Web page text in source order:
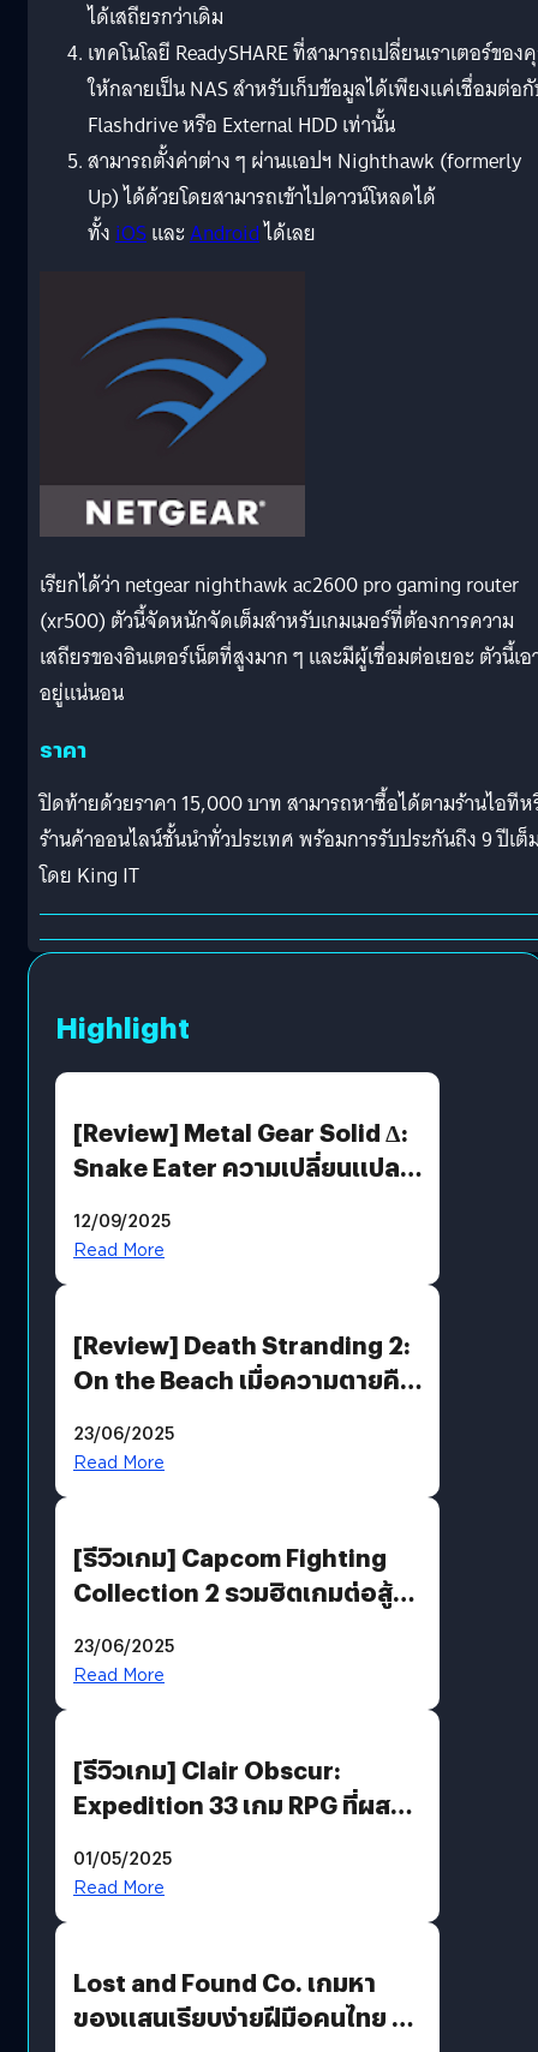
ได้เสถียรกว่าเดิม
เทคโนโลยี ReadySHARE ที่สามารถเปลี่ยนเราเตอร์ขอ
ให้กลายเป็น NAS สำหรับเก็บข้อมูลได้เพียงแค่เชื่อมต่อ
Flashdrive หรือ External HDD เท่านั้น
สามารถตั้งค่าต่าง ๆ ผ่านแอปฯ Nighthawk (formerly
Up) ได้ด้วยโดยสามารถเข้าไปดาวน์โหลดได้
ทั้งiOSและAndroidได้เลย
เรียกได้ว่า netgear nighthawk ac2600 pro gaming router
(xr500) ตัวนี้จัดหนักจัดเต็มสำหรับเกมเมอร์ที่ต้องการความ
เสถียรของอินเตอร์เน็ตที่สูงมาก ๆ และมีผู้เชื่อมต่อเยอะ ตัวนี้เอ
อยู่แน่นอน
ราคา
ปิดท้ายด้วยราคา 15,000 บาท สามารถหาซื้อได้ตามร้านไอที
ร้านค้าออนไลน์ชั้นนำทั่วประเทศ พร้อมการรับประกันถึง 9 ปีเต็
โดย King IT
Highlight
[Review] Metal Gear Solid Δ:
Snake Eater ความเปลี่ยนแปลง
12/09/2025
Read More
[Review] Death Stranding 2:
On the Beach เมื่อความตายคือ
พันธะสุดท้ายของมนุษย์
23/06/2025
Read More
[รีวิวเกม] Capcom Fighting
Collection 2 รวมฮิตเกมต่อสู้ใน
23/06/2025
Read More
[รีวิวเกม] Clair Obscur:
Expedition 33 เกม RPG ที่ผสาน
ได้ลงตัว
01/05/2025
Read More
Lost and Found Co. เกมหา
ของแสนเรียบง่ายฝีมือคนไทย ที่